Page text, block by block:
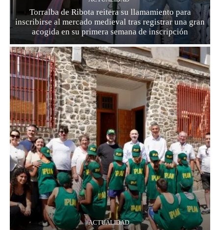
Torralba de Ribota reitera su llamamiento para
inscribirse al mercado medieval tras registrar una gran
acogida en su primera semana de inscripción
ACTUALIDAD